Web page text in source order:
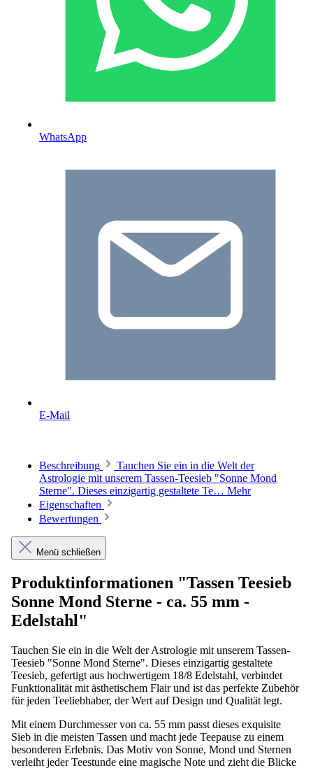
WhatsApp
E-Mail
Beschreibung
Tauchen Sie ein in die Welt der
Astrologie mit unserem Tassen-Teesieb "Sonne Mond
Sterne". Dieses einzigartig gestaltete Te… Mehr
Eigenschaften
Bewertungen
Menü schließen
Produktinformationen "Tassen Teesieb
Sonne Mond Sterne - ca. 55 mm -
Edelstahl"
Tauchen Sie ein in die Welt der Astrologie mit unserem Tassen-
Teesieb "Sonne Mond Sterne". Dieses einzigartig gestaltete
Teesieb, gefertigt aus hochwertigem 18/8 Edelstahl, verbindet
Funktionalität mit ästhetischem Flair und ist das perfekte Zubehör
für jeden Teeliebhaber, der Wert auf Design und Qualität legt.
Mit einem Durchmesser von ca. 55 mm passt dieses exquisite
Sieb in die meisten Tassen und macht jede Teepause zu einem
besonderen Erlebnis. Das Motiv von Sonne, Mond und Sternen
verleiht jeder Teestunde eine magische Note und zieht die Blicke